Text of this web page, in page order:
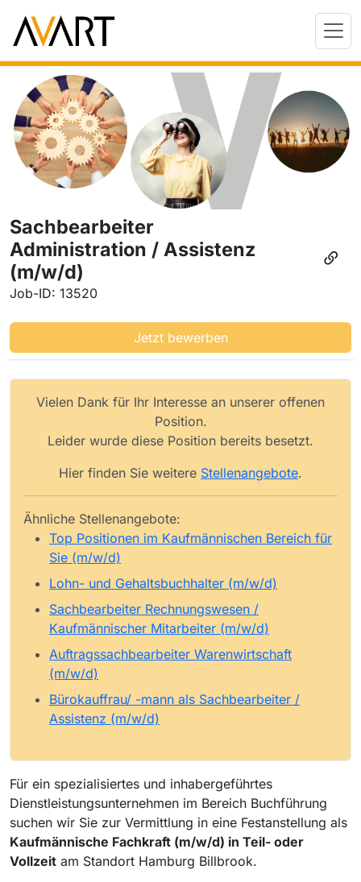
Sachbearbeiter
Administration / Assistenz
(m/w/d)
Job-ID: 13520
Jetzt bewerben
Vielen Dank für Ihr Interesse an unserer offenen
Position.
Leider wurde diese Position bereits besetzt.
Hier finden Sie weitere Stellenangebote.
Ähnliche Stellenangebote:
Top Positionen im Kaufmännischen Bereich für
Sie (m/w/d)
Lohn- und Gehaltsbuchhalter (m/w/d)
Sachbearbeiter Rechnungswesen /
Kaufmännischer Mitarbeiter (m/w/d)
Auftragssachbearbeiter Warenwirtschaft
(m/w/d)
Bürokauffrau/ -mann als Sachbearbeiter /
Assistenz (m/w/d)
Für ein spezialisiertes und inhabergeführtes
Dienstleistungsunternehmen im Bereich Buchführung
suchen wir Sie zur Vermittlung in eine Festanstellung als
Kaufmännische Fachkraft (m/w/d) in Teil- oder
Vollzeit am Standort Hamburg Billbrook.